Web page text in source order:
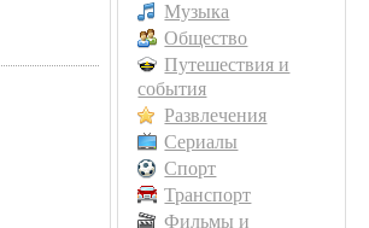
Музыка
Общество
Путешествия и
события
Развлечения
Сериалы
Спорт
Транспорт
Фильмы и